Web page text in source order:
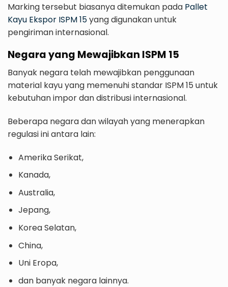
Marking tersebut biasanya ditemukan pada Pallet
Kayu Ekspor ISPM 15yang digunakan untuk
pengiriman internasional.
Negara yang Mewajibkan ISPM 15
Banyak negara telah mewajibkan penggunaan
material kayu yang memenuhi standar ISPM 15 untuk
kebutuhan impor dan distribusi internasional.
Beberapa negara dan wilayah yang menerapkan
regulasi ini antara lain:
Amerika Serikat,
Kanada,
Australia,
Jepang,
Korea Selatan,
China,
Uni Eropa,
dan banyak negara lainnya.